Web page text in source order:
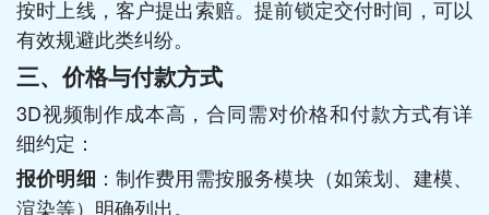
按时上线，客户提出索赔。提前锁定交付时间，可以
有效规避此类纠纷。
三、价格与付款方式
3D视频制作成本高，合同需对价格和付款方式有详
细约定：
报价明细 ：制作费用需按服务模块（如策划、建模、
渲染等）明确列出。